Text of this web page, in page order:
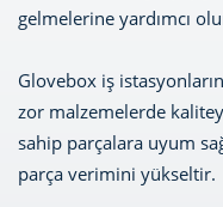
gelmelerine yardımcı
Glovebox iş
zor malzemelerde
sahip parçalara uyum
parça verimini yükseltir.